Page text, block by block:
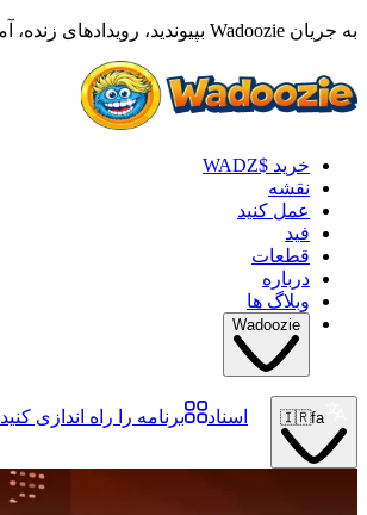
به جریان Wadoozie بپیوندید، رویدادهای زنده، آمار و واکنش‌ها را تماشا کنید •
خرید $WADZ
نقشه
عمل کنید
فید
قطعات
درباره
وبلاگ ها
Wadoozie
🇮🇷fa اسناد برنامه را راه اندازی کنید